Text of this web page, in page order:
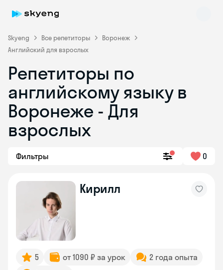
Skyeng Все репетиторы
Воронеж
Английский для взрослых
Репетиторы по
английскому языку в
Воронеже - Для
взрослых
Фильтры 0
Кирилл
5 от 1090 ₽ за урок
2 года опыта
Skyeng Chat